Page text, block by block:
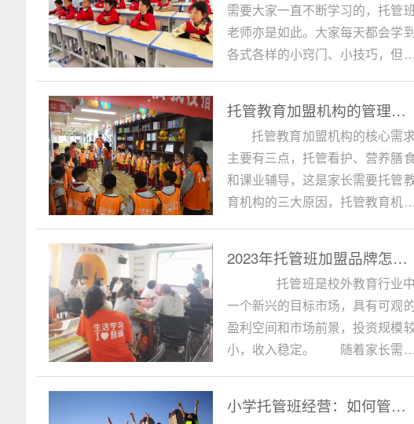
需要大家一直不断学习的，托管
老师亦是如此。大家每天都会学
各式各样的小窍门、小技巧，但其
托管教育加盟机构的管理运营技巧！懂得托管班核心运营是关键
托管教育加盟机构的核心需求
主要有三点，托管看护、营养膳
和课业辅导，这是家长需要托管
育机构的三大原因，托管教育机构
2023年托管班加盟品牌怎么打造,这3点需要关注
托管班是校外教育行业中
一个新兴的目标市场，具有可观
盈利空间和市场前景，投资规模
小，收入稳定。 随着家长需求
小学托管班经营：如何管理调皮的小学生